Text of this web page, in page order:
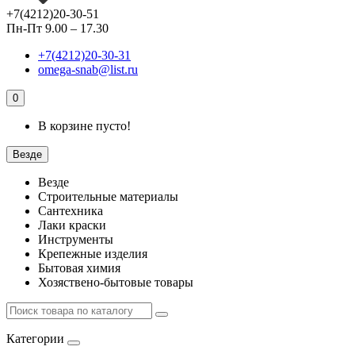
+7(4212)20-30-51
Пн-Пт 9.00 – 17.30
+7(4212)20-30-31
omega-snab@list.ru
0
В корзине пусто!
Везде
Везде
Строительные материалы
Сантехника
Лаки краски
Инструменты
Крепежные изделия
Бытовая химия
Хозяствено-бытовые товары
Категории